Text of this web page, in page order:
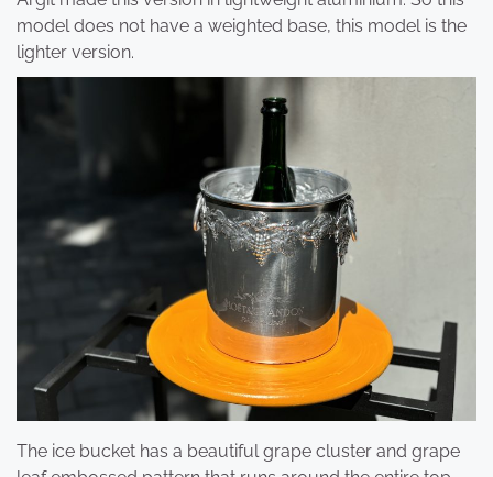
model does not have a weighted base, this model is the
lighter version.
The ice bucket has a beautiful grape cluster and grape